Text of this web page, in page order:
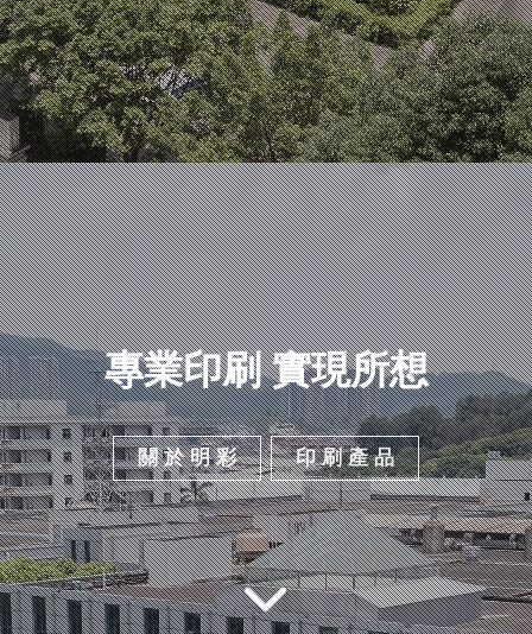
專業印刷 實現所想
關 於 明 彩 印 刷 產 品